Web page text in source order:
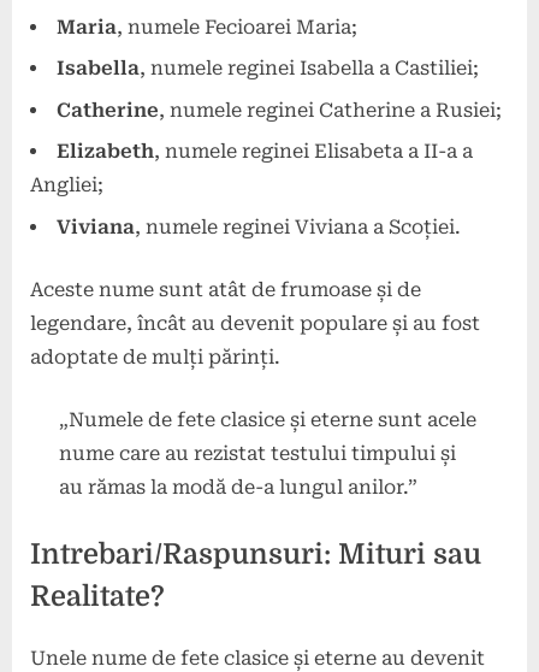
Maria, numele Fecioarei Maria;
Isabella, numele reginei Isabella a Castiliei;
Catherine, numele reginei Catherine a Rusiei;
Elizabeth, numele reginei Elisabeta a II-a a
Angliei;
Viviana, numele reginei Viviana a Scoției.
Aceste nume sunt atât de frumoase și de
legendare, încât au devenit populare și au fost
adoptate de mulți părinți.
„Numele de fete clasice și eterne sunt acele
nume care au rezistat testului timpului și
au rămas la modă de-a lungul anilor.”
Intrebari/Raspunsuri: Mituri sau
Realitate?
Unele nume de fete clasice și eterne au devenit